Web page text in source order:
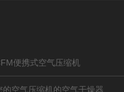
便携式空气压缩机
的空气压缩机的空气干燥器